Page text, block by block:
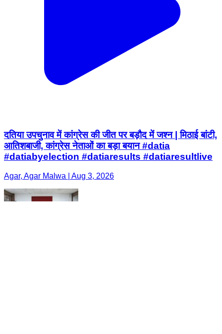
दतिया उपचुनाव में कांग्रेस की जीत पर बड़ौद में जश्न | मिठाई बांटी,
आतिशबाजी, कांग्रेस नेताओं का बड़ा बयान #datia
#datiabyelection #datiaresults #datiaresultlive
Agar, Agar Malwa | Aug 3, 2026